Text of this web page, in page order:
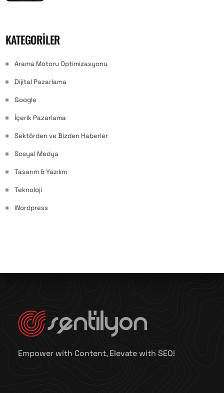
KATEGORILER
Arama Motoru Optimizasyonu
Dijital Pazarlama
Google
İçerik Pazarlama
Sektörden ve Bizden Haberler
Sosyal Medya
Tasarım & Yazılım
Teknoloji
Wordpress
Empower with Content, Elevate with SEO!